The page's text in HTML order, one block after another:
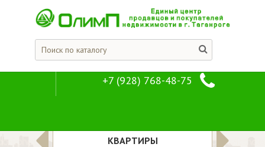
+7 (928) 768-48-75
КВАРТИРЫ